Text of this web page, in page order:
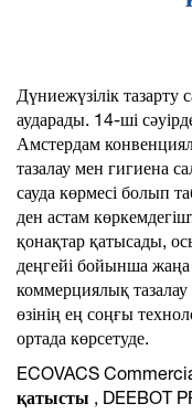
Дүниежүзілік тазарту
аударады. 14-ші
Амстердам
тазалау мен гигиена
сауда көрмесі болып
ден астам
қонақтар қатысады,
деңгейі бойынша жаңа
коммерциялық тазалау
өзінің ең соңғы
ортада көрсетуде.
ECOVACS
қатысты , DEEBOT